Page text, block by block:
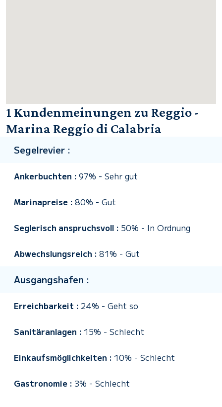
1 Kundenmeinungen zu Reggio -
Marina Reggio di Calabria
Segelrevier :
Ankerbuchten : 97% - Sehr gut
Marinapreise : 80% - Gut
Seglerisch anspruchsvoll : 50% - In Ordnung
Abwechslungsreich : 81% - Gut
Ausgangshafen :
Erreichbarkeit : 24% - Geht so
Sanitäranlagen : 15% - Schlecht
Einkaufsmöglichkeiten : 10% - Schlecht
Gastronomie : 3% - Schlecht